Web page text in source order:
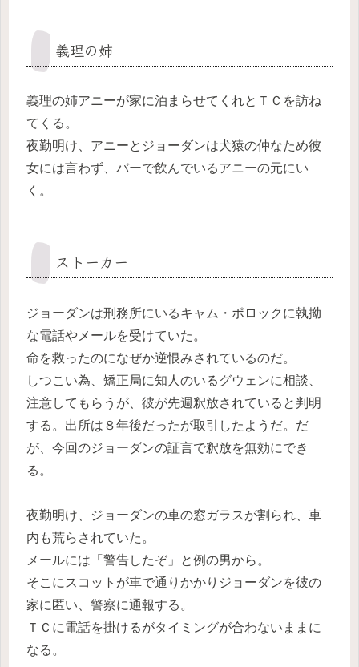
義理の姉
義理の姉アニーが家に泊まらせてくれとＴＣを訪ね
てくる。
夜勤明け、アニーとジョーダンは犬猿の仲なため彼
女には言わず、バーで飲んでいるアニーの元にい
く。
ストーカー
ジョーダンは刑務所にいるキャム・ポロックに執拗
な電話やメールを受けていた。
命を救ったのになぜか逆恨みされているのだ。
しつこい為、矯正局に知人のいるグウェンに相談、
注意してもらうが、彼が先週釈放されていると判明
する。出所は８年後だったが取引したようだ。だ
が、今回のジョーダンの証言で釈放を無効にでき
る。
夜勤明け、ジョーダンの車の窓ガラスが割られ、車
内も荒らされていた。
メールには「警告したぞ」と例の男から。
そこにスコットが車で通りかかりジョーダンを彼の
家に匿い、警察に通報する。
ＴＣに電話を掛けるがタイミングが合わないままに
なる。